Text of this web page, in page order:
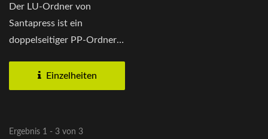
Der LU-Ordner von
Santapress ist ein
doppelseitiger PP-Ordner
Fächern,...Einzelheiten
Ergebnis 1 - 3 von 3